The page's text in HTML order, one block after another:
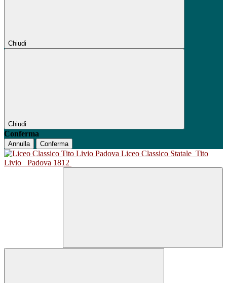
Chiudi
Chiudi
Conferma
Annulla Conferma
Liceo Classico Statale Tito
Livio
Padova 1812